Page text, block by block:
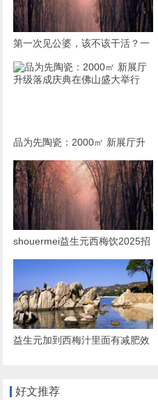
第一次见公婆，该不该干活？一
场关乎情商与自我的微妙博弈
品为先陶瓷：2000㎡ 新展厅升
级落成庆典在佛山盛大举行
shouermei益生元西梅饮2025招
募合伙人：共赴健康饮品新蓝海
益生元加到西梅汁里面有减肥效
好文推荐